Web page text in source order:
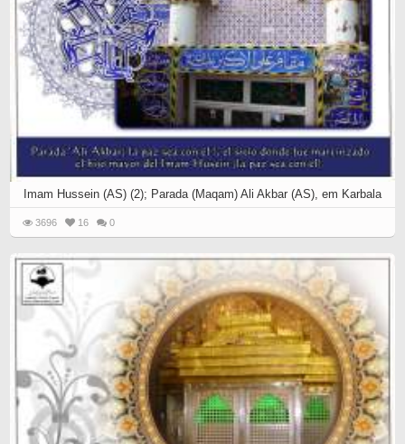
Imam Hussein (AS) (2); Parada (Maqam) Ali Akbar (AS), em Karbala
3696 16 0